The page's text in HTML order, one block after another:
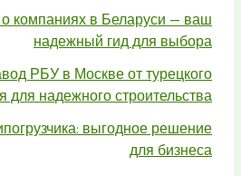
компаниях в Беларуси — ваш
надежный гид для выбора
РБУ в Москве от турецкого
для надежного строительства
выгодное решение
для бизнеса